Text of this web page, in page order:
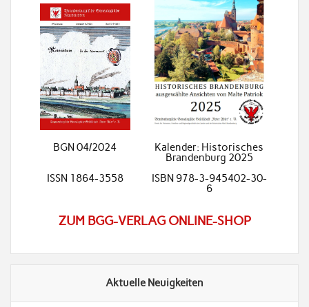
BGN 04/2024
Kalender: Historisches
Brandenburg 2025
ISSN 1864-3558
ISBN 978-3-945402-30-
6
ZUM BGG-VERLAG ONLINE-SHOP
Aktuelle Neuigkeiten